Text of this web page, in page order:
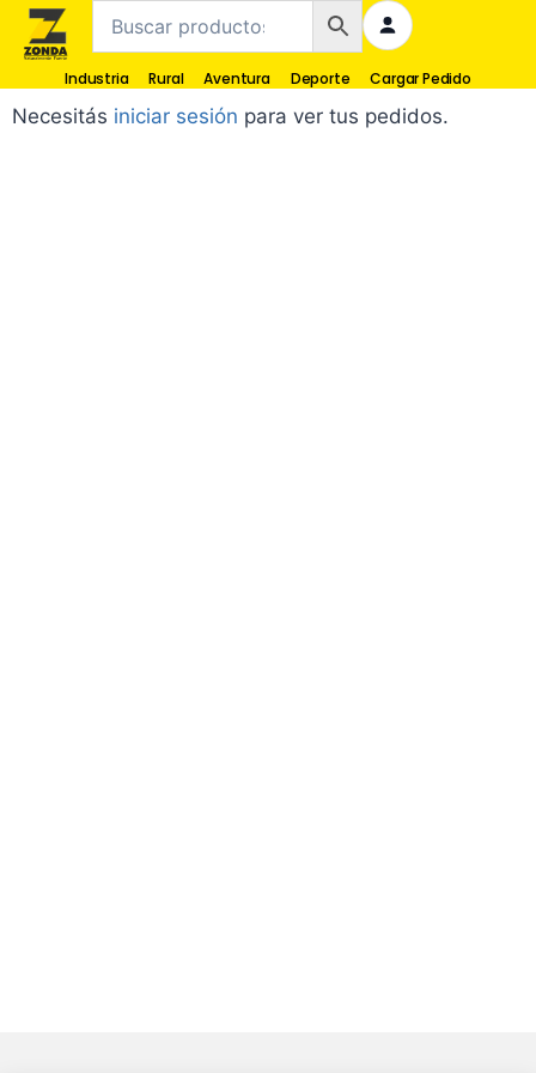
Industria Rural Aventura Deporte Cargar Pedido
Necesitás iniciar sesión para ver tus pedidos.